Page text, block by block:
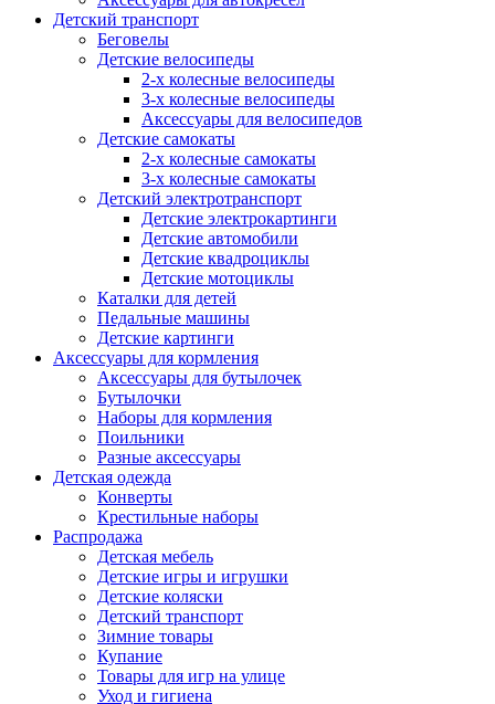
Детский транспорт
Беговелы
Детские велосипеды
2-х колесные велосипеды
3-х колесные велосипеды
Аксессуары для велосипедов
Детские самокаты
2-х колесные самокаты
3-х колесные самокаты
Детский электротранспорт
Детские электрокартинги
Детские автомобили
Детские квадроциклы
Детские мотоциклы
Каталки для детей
Педальные машины
Детские картинги
Аксессуары для кормления
Аксессуары для бутылочек
Бутылочки
Наборы для кормления
Поильники
Разные аксессуары
Детская одежда
Конверты
Крестильные наборы
Распродажа
Детская мебель
Детские игры и игрушки
Детские коляски
Детский транспорт
Зимние товары
Купание
Товары для игр на улице
Уход и гигиена